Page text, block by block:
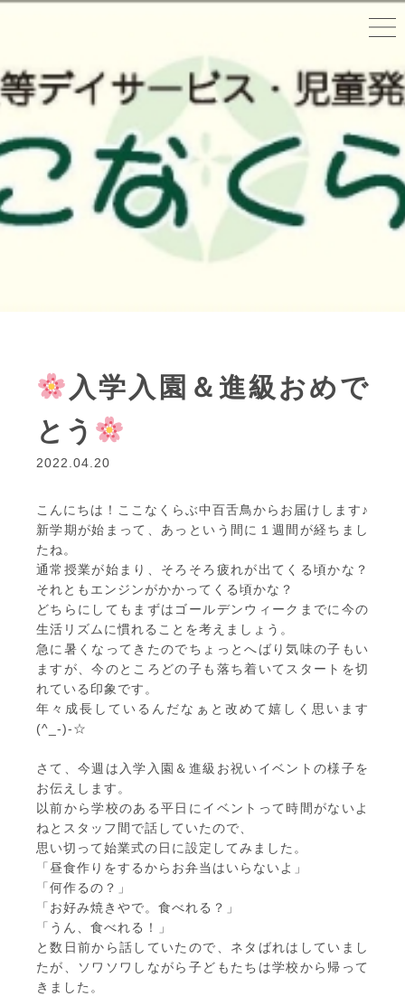
入学入園＆進級おめで
とう
2022.04.20
こんにちは！ここなくらぶ中百舌鳥からお届けします♪
新学期が始まって、あっという間に１週間が経ちまし
たね。
通常授業が始まり、そろそろ疲れが出てくる頃かな？
それともエンジンがかかってくる頃かな？
どちらにしてもまずはゴールデンウィークまでに今の
生活リズムに慣れることを考えましょう。
急に暑くなってきたのでちょっとへばり気味の子もい
ますが、今のところどの子も落ち着いてスタートを切
れている印象です。
年々成長しているんだなぁと改めて嬉しく思います
(^_-)-☆
さて、今週は入学入園＆進級お祝いイベントの様子を
お伝えします。
以前から学校のある平日にイベントって時間がないよ
ねとスタッフ間で話していたので、
思い切って始業式の日に設定してみました。
「昼食作りをするからお弁当はいらないよ」
「何作るの？」
「お好み焼きやで。食べれる？」
「うん、食べれる！」
と数日前から話していたので、ネタばれはしていまし
たが、ソワソワしながら子どもたちは学校から帰って
きました。